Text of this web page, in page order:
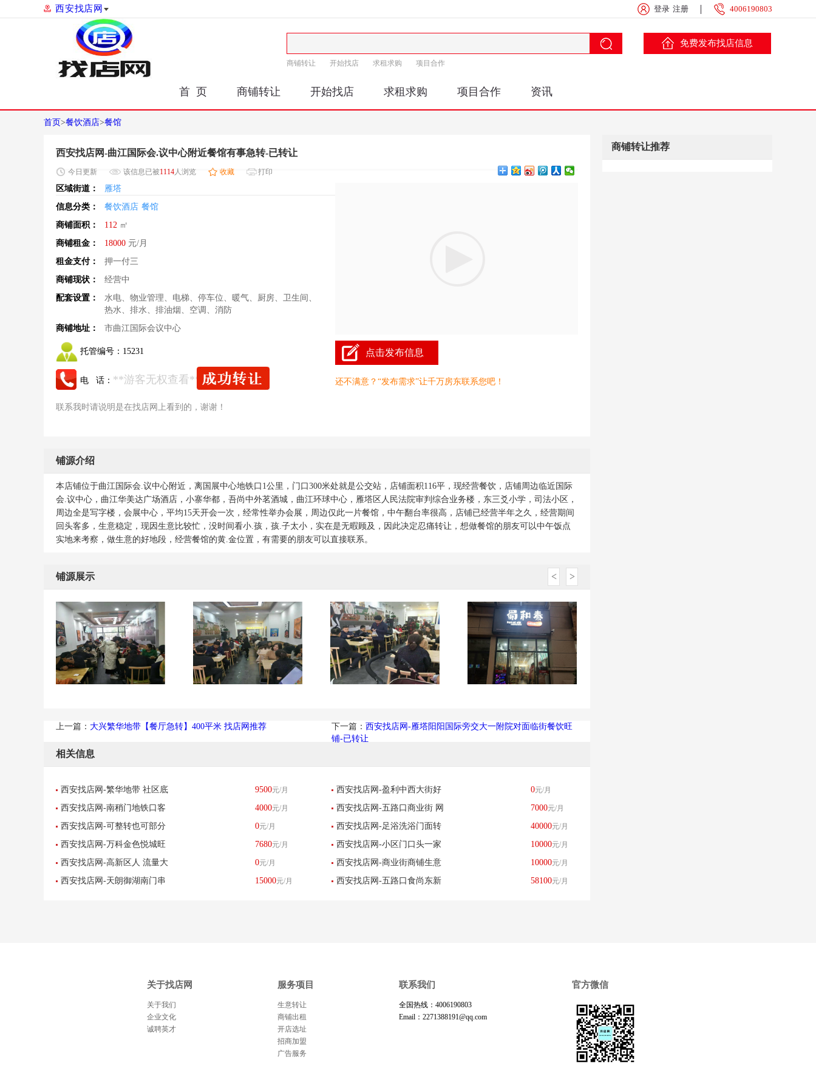
西安找店网 登录 注册 4006190803
商铺转让 开始找店 求租求购 项目合作
免费发布找店信息
首 页 商铺转让 开始找店 求租求购 项目合作 资讯
首页>餐饮酒店>餐馆
西安找店网-曲江国际会.议中心附近餐馆有事急转-已转让
今日 更新 该信息已被1114人浏览 收藏 打印
区域街道：
雁塔
信息分类：
餐饮酒店 餐馆
商铺面积：
112 ㎡
商铺租金：
18000 元/月
租金支付：
押一付三
商铺现状：
经营中
配套设置：
水电、物业管理、电梯、停车位、暖气、厨房、卫生间、
热水、排水、排油烟、空调、消防
商铺地址：
市曲江国际会议中心
托管编号： 15231
电 话： **游客无权查看**
联系我时请说明是在找店网上看到的，谢谢！
点击发布信息
还不满意？“发布需求”让千万房东联系您吧！
铺源介绍
本店铺位于曲江国际会.议中心附近，离国展中心地铁口1公里，门口300米处就是公交站，店铺面积116平，现经营餐饮，店铺周边临近国际
会.议中心，曲江华美达广场酒店，小寨华都，吾尚中外茗酒城，曲江环球中心，雁塔区人民法院审判综合业务楼，东三爻小学，司法小区，
周边全是写字楼，会展中心，平均15天开会一次，经常性举办会展，周边仅此一片餐馆，中午翻台率很高，店铺已经营半年之久，经营期间
回头客多，生意稳定，现因生意比较忙，没时间看小.孩，孩.子太小，实在是无暇顾及，因此决定忍痛转让，想做餐馆的朋友可以中午饭点
实地来考察，做生意的好地段，经营餐馆的黄.金位置，有需要的朋友可以直接联系。
铺源展示 < >
上一篇： 大兴繁华地带【餐厅急转】400平米 找店网推荐 下一篇： 西安找店网-雁塔阳阳国际旁交大一附院对面临街餐饮旺
铺-已转让
相关信息
西安找店网-繁华地带 社区底
商 小吃店 转让-已转让
9500元/月 西安找店网-盈利中西大街好
口碑大型电竞馆转让-已转让
0元/月
西安找店网-南稍门地铁口客
流量大婚纱店转让-已转让
4000元/月 西安找店网-五路口商业街 网
红商铺 美容美甲旺铺 生意转
7000元/月
西安找店网-可整转也可部分
招租（母婴用品）-已转让
0元/月 西安找店网-足浴洗浴门面转
让或出租-已转让
40000元/月
西安找店网-万科金色悦城旺
铺空转-已转让
7680元/月 西安找店网-小区门口头一家
便利店整转-已转让
10000元/月
西安找店网-高新区人 流量大
客源稳定串串店转让-已转让
0元/月 西安找店网-商业街商铺生意
转让宾馆酒店-已转让
10000元/月
西安找店网-天朗御湖南门串 15000元/月 西安找店网-五路口食尚东新 58100元/月
商铺转让推荐
关于找店网
关于我们
企业文化
诚聘英才
服务项目
生意转让
商铺出租
开店选址
招商加盟
广告服务
联系我们
全国热线：4006190803
Email：2271388191@qq.com
官方微信